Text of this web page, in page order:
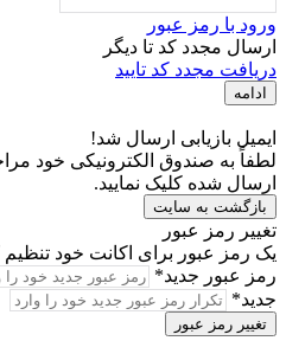
ورود با رمز عبور
ارسال مجدد کد تا دیگر
دریافت مجدد کد تایید
ادامه
ایمیل بازیابی ارسال شد!
لطفاً به صندوق الکترونیکی خود
ارسال شده کلیک نمایید.
بازگشت به سایت
تغییر رمز عبور
یک رمز عبور برای اکانت خود تنظیم
رمز عبور جدید*
جدید*
تغییر رمز عبور